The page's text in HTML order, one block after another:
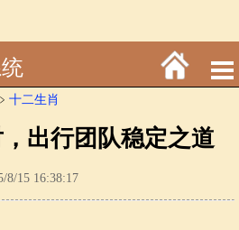
﹥ 十二生肖
出行团队稳定之道
15 16:38:17